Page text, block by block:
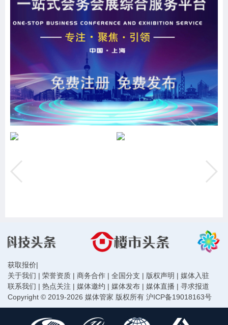
获取报价|
关于我们 | 荣誉资质 | 商务合作 | 全国分支 | 版权声明 | 媒体入驻
联系我们 | 热点关注 | 媒体邀约 | 媒体发布 | 媒体直播 | 寻求报道
Copyright © 2019-2026 媒体管家 版权所有 沪ICP备19018163号